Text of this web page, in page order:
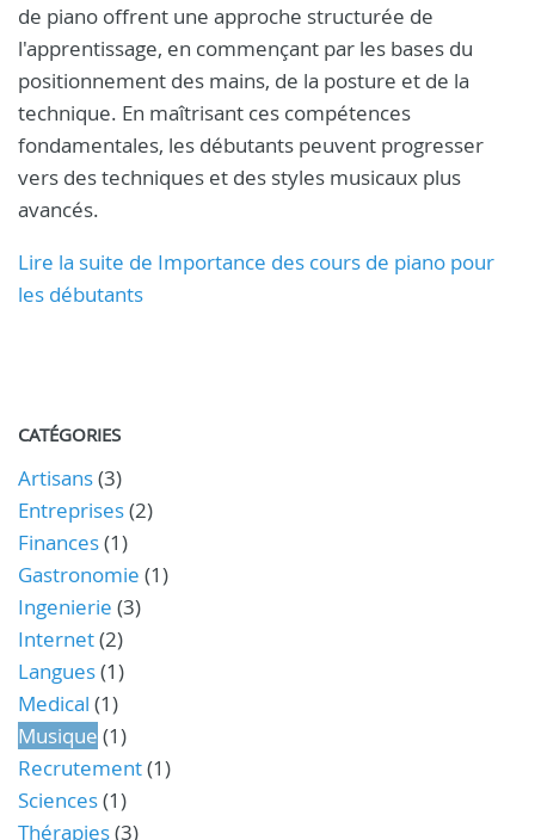
de piano offrent une approche structurée de
l'apprentissage, en commençant par les bases du
positionnement des mains, de la posture et de la
technique. En maîtrisant ces compétences
fondamentales, les débutants peuvent progresser
vers des techniques et des styles musicaux plus
avancés.
Lire la suite de Importance des cours de piano pour
les débutants
CATÉGORIES
Artisans(3)
Entreprises(2)
Finances(1)
Gastronomie (1)
Ingenierie (3)
Internet(2)
Langues(1)
Medical (1)
Musique (1)
Recrutement(1)
Sciences(1)
Thérapies(3)